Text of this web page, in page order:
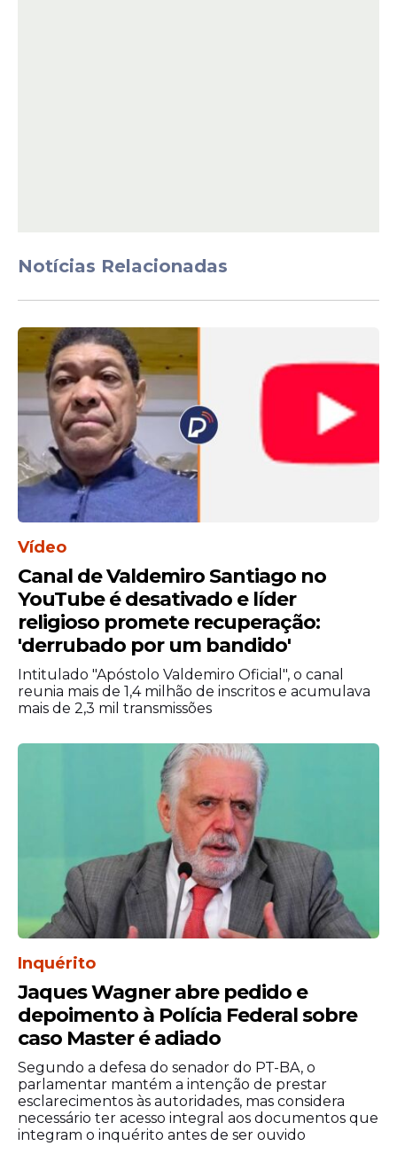
O magistrado impôs uma série de
sob controle rigoroso. A decisão prevê uso
de tornozeleira eletrônica, proibição de
celular e redes sociais, limitação de visitas e
envio diário de relatórios de
monitoramento à Corte.
A Procuradoria-Geral da República foi
favorável à transferência, solicitada pela
presidente intensificaram os esforços pela
domiciliar do ex-presidente após a
O ex-presidente foi diagnosticado com
broncopneumonia bacteriana bilateral de
provável origem aspirativa, ou seja, uma
infecção bacteriana nos dois pulmões,
Notícias Relacionadas
Vídeo
Canal de Valdemiro Santiago no
YouTube é desativado e líder
religioso promete recuperação:
'derrubado por um bandido'
Intitulado "Apóstolo Valdemiro Oficial", o canal
reunia mais de 1,4 milhão de inscritos e acumulava
mais de 2,3 mil transmissões
Inquérito
Jaques Wagner abre pedido e
depoimento à Polícia Federal sobre
caso Master é adiado
Segundo a defesa do senador do PT-BA, o
parlamentar mantém a intenção de prestar
esclarecimentos às autoridades, mas considera
necessário ter acesso integral aos documentos que
integram o inquérito antes de ser ouvido